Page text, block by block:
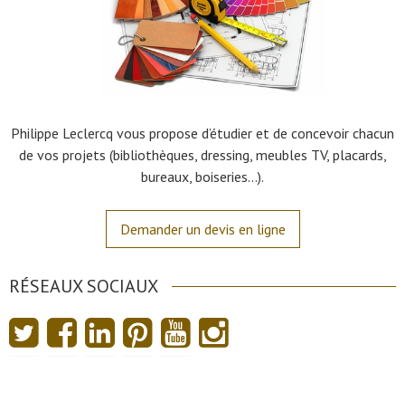
Philippe Leclercq vous propose d’étudier et de concevoir chacun
de vos projets (bibliothèques, dressing, meubles TV, placards,
bureaux, boiseries…).
Demander un devis en ligne
RÉSEAUX SOCIAUX